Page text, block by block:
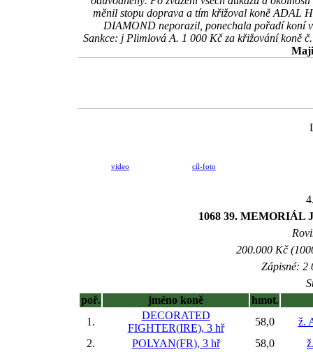
měnil stopu doprava a tím křižoval koně ADAL
DIAMOND neporazil, ponechala pořadí koní
Sankce: j Plimlová A. 1 000 Kč za křižování koně
video cíl-foto
1068 39. MEMORIÁL
200.000 Kč
Zápisné: 2
poř.
jméno koně
hmot.
1.
DECORATED
FIGHTER(IRE), 3 hř
58,0
ž.
2.
POLYAN(FR), 3 hř 58,0